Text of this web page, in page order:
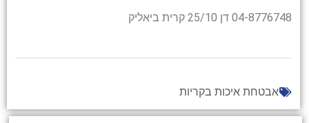
04-8776748 דן 25/10 קרית ביאליק
אבטחת איכות בקריות